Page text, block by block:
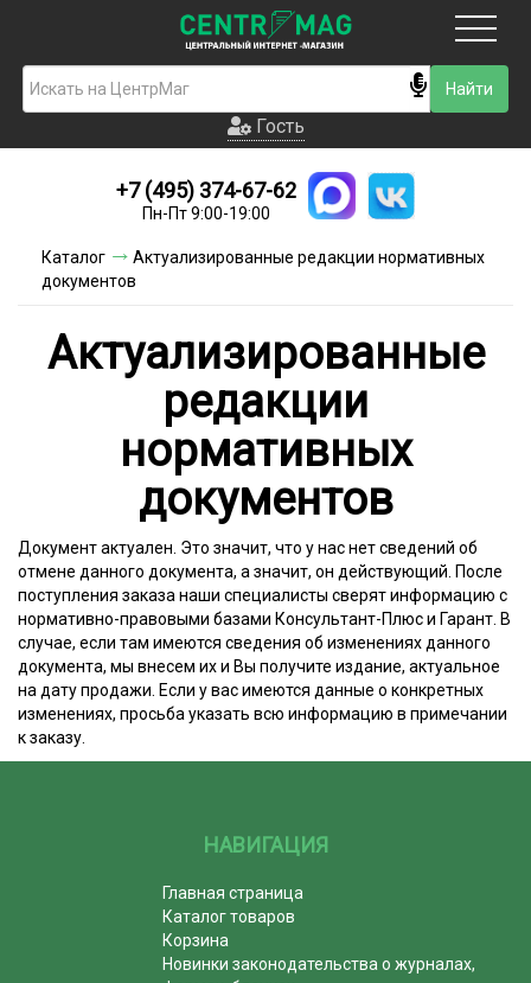
Гость
Новинки
Условия доставки
Контакты
Акции и скидки
Гость
+7 (495) 374-67-62
Пн-Пт 9:00-19:00
Каталог
Актуализированные редакции нормативных
документов
Актуализированные
редакции
нормативных
документов
Документ актуален. Это значит, что у нас нет сведений об
отмене данного документа, а значит, он действующий. После
поступления заказа наши специалисты сверят информацию с
нормативно-правовыми базами Консультант-Плюс и Гарант. В
случае, если там имеются сведения об изменениях данного
документа, мы внесем их и Вы получите издание, актуальное
на дату продажи. Если у вас имеются данные о конкретных
изменениях, просьба указать всю информацию в примечании
к заказу.
НАВИГАЦИЯ
Главная страница
Каталог товаров
Корзина
Новинки законодательства о журналах,